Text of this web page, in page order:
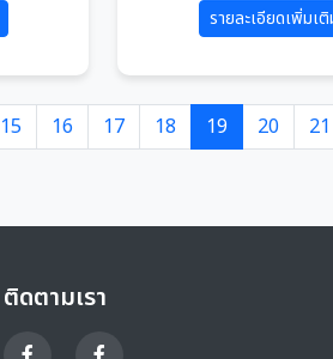
รายละเอียดเพิ่มเ
15 16 17 18 19 20 21
ติดตามเรา